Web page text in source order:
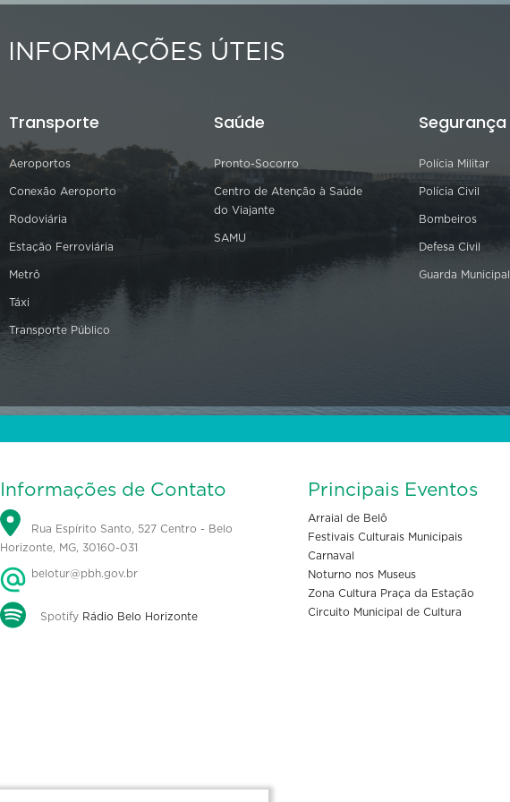
INFORMAÇÕES ÚTEIS
Transporte
Aeroportos
Conexão Aeroporto
Rodoviária
Estação Ferroviária
Metrô
Táxi
Transporte Público
Saúde
Pronto-Socorro
Centro de Atenção à Saúde
do Viajante
SAMU
Segurança
Polícia Militar
Polícia Civil
Bombeiros
Defesa Civil
Guarda Municipal
Informações de Contato
Rua Espírito Santo, 527 Centro - Belo
Horizonte, MG, 30160-031
belotur@pbh.gov.br
Spotify Rádio Belo Horizonte
Principais Eventos
Arraial de Belô
Festivais Culturais Municipais
Carnaval
Noturno nos Museus
Zona Cultura Praça da Estação
Circuito Municipal de Cultura